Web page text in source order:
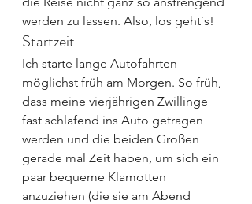
werden zu lassen. Also, los geht´s!
Startzeit
Ich starte lange Autofahrten
möglichst früh am Morgen. So früh,
dass meine vierjährigen Zwillinge
fast schlafend ins Auto getragen
werden und die beiden Großen
gerade mal Zeit haben, um sich ein
paar bequeme Klamotten
anzuziehen (die sie am Abend